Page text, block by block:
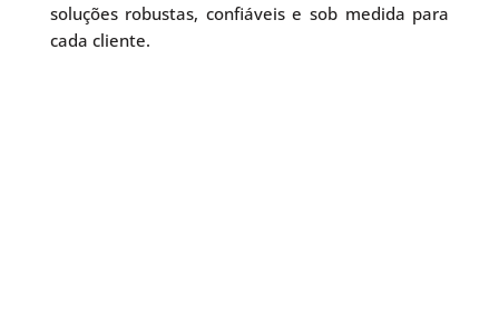
soluções robustas, confiáveis e sob medida para
cada cliente.